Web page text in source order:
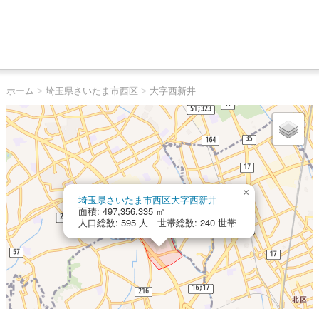
ホーム > 埼玉県さいたま市西区 > 大字西新井
埼玉県さいたま市西区大字西新井
面積: 497,356.335 ㎡
人口総数: 595 人 世帯総数: 240 世帯
×